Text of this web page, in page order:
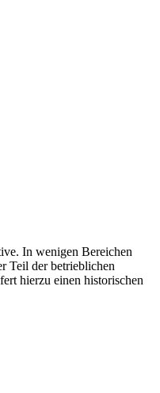
In wenigen Bereichen
Teil der betrieblichen
hierzu einen historischen